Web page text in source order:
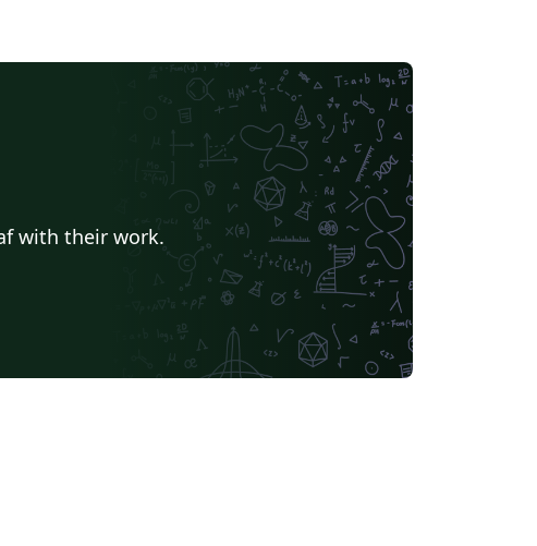
with their work.